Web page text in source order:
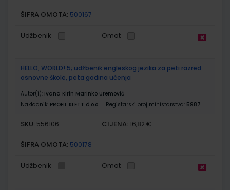
ŠIFRA OMOTA: 500167
Udžbenik Omot
HELLO, WORLD! 5; udžbenik engleskog jezika za peti razred
osnovne škole, peta godina učenja
Autor(i): Ivana Kirin Marinko Uremović
Nakladnik: PROFIL KLETT d.o.o. Registarski broj ministarstva: 5987
SKU: 556106 CIJENA: 16,82 €
ŠIFRA OMOTA: 500178
Udžbenik Omot